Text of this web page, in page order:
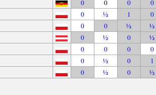
0 0 0 0
0 ½ 1 0
0 0 ½ ½
0 ½ 0 ½
0 0 0 0
0 ½ 0 1
0 ½ 0 ½